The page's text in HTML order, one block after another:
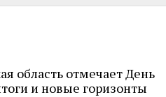
область отмечает День
и новые горизонты